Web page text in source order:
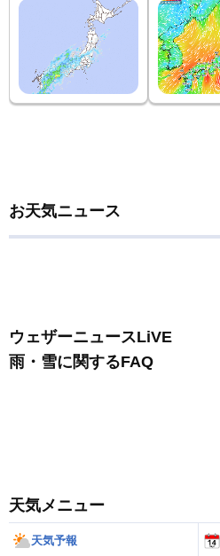
お天気ニュース
ウェザーニュースLiVE
雨・雪に関するFAQ
天気メニュー
天気予報